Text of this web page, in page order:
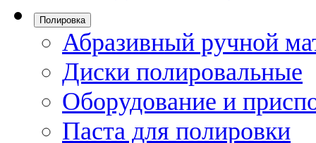
Полировка
Абразивный ручной
Диски полировальные
Оборудование и
Паста для полировки